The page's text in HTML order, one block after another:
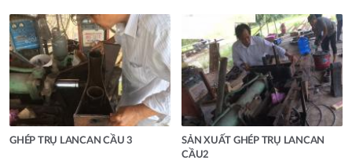
GHÉP TRỤ LANCAN CẦU 3
SẢN XUẤT GHÉP TRỤ LANCAN
CẦU2